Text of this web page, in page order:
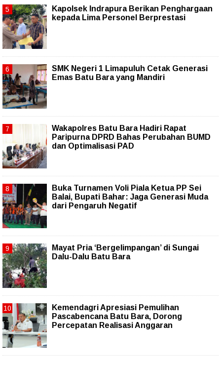
Kapolsek Indrapura Berikan Penghargaan
kepada Lima Personel Berprestasi
SMK Negeri 1 Limapuluh Cetak Generasi
Emas Batu Bara yang Mandiri
Wakapolres Batu Bara Hadiri Rapat
Paripurna DPRD Bahas Perubahan BUMD
dan Optimalisasi PAD
Buka Turnamen Voli Piala Ketua PP Sei
Balai, Bupati Bahar: Jaga Generasi Muda
dari Pengaruh Negatif
Mayat Pria ‘Bergelimpangan’ di Sungai
Dalu-Dalu Batu Bara
Kemendagri Apresiasi Pemulihan
Pascabencana Batu Bara, Dorong
Percepatan Realisasi Anggaran